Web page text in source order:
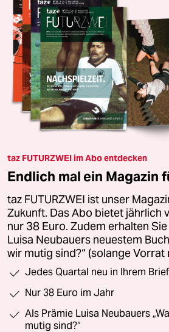
taz FUTURZWEI im Abo entdecken
Endlich mal ein Magazin
taz FUTURZWEI ist unser
Zukunft. Das Abo bietet jährlich
nur 38 Euro. Zudem erhalten
Luisa Neubauers neuestem
wir mutig sind?“ (solange Vorrat
Jedes Quartal neu in Ihrem
Nur 38 Euro im Jahr
Als Prämie Luisa Neubauers
mutig sind?“